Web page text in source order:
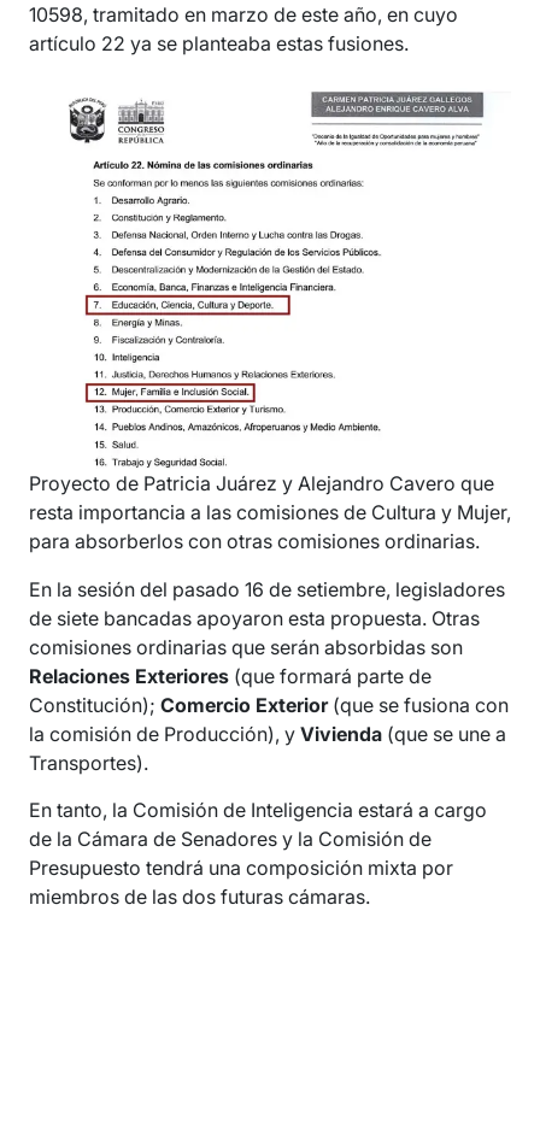
10598, tramitado en marzo de este año, en cuyo
artículo 22 ya se planteaba estas fusiones.
Proyecto de Patricia Juárez y Alejandro Cavero que
resta importancia a las comisiones de Cultura y Mujer,
para absorberlos con otras comisiones ordinarias.
En la sesión del pasado 16 de setiembre, legisladores
de siete bancadas apoyaron esta propuesta. Otras
comisiones ordinarias que serán absorbidas son
Relaciones Exteriores (que formará parte de
Constitución); Comercio Exterior(que se fusiona con
la comisión de Producción), y Vivienda (que se une a
Transportes).
En tanto, la Comisión de Inteligencia estará a cargo
de la Cámara de Senadores y la Comisión de
Presupuesto tendrá una composición mixta por
miembros de las dos futuras cámaras.